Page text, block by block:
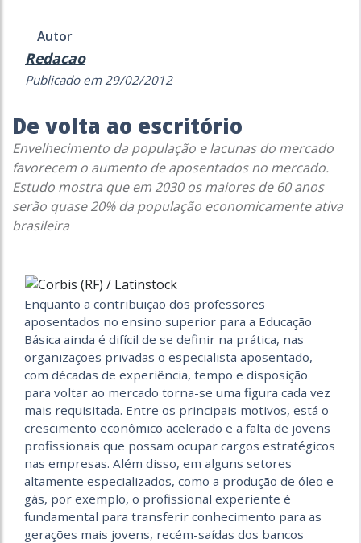
Autor
Redacao
Publicado em 29/02/2012
De volta ao escritório
Envelhecimento da população e lacunas do mercado
favorecem o aumento de aposentados no mercado.
Estudo mostra que em 2030 os maiores de 60 anos
serão quase 20% da população economicamente ativa
brasileira
Enquanto a contribuição dos professores
aposentados no ensino superior para a Educação
Básica ainda é difícil de se definir na prática, nas
organizações privadas o especialista aposentado,
com décadas de experiência, tempo e disposição
para voltar ao mercado torna-se uma figura cada vez
mais requisitada. Entre os principais motivos, está o
crescimento econômico acelerado e a falta de jovens
profissionais que possam ocupar cargos estratégicos
nas empresas. Além disso, em alguns setores
altamente especializados, como a produção de óleo e
gás, por exemplo, o profissional experiente é
fundamental para transferir conhecimento para as
gerações mais jovens, recém-saídas dos bancos